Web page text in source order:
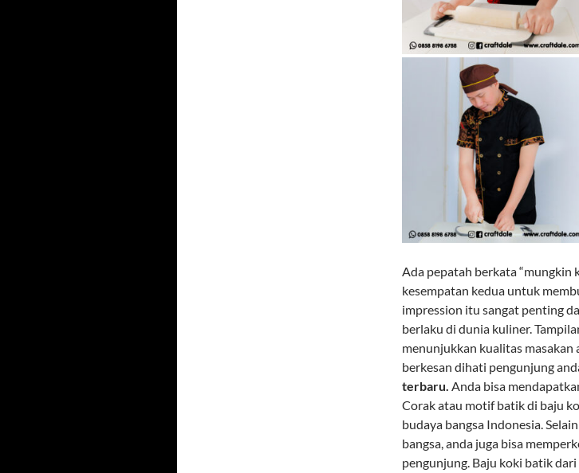
Ada pepatah berkata “mungkin
kesempatan kedua untuk
impression itu sangat penting
berlaku di dunia kuliner.
menunjukkan kualitas
berkesan dihati pengunjung
terbaru. Anda bisa
Corak atau motif batik di baju
budaya bangsa Indonesia.
bangsa, anda juga bisa
pengunjung. Baju koki batik